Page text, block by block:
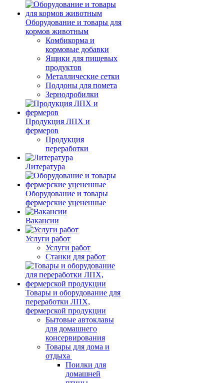
Оборудование и товары для
кормов животным
Комбикорма и
кормовые добавки
Ящики для пищевых
продуктов
Металлические сетки
Поддоны для помета
Зернодробилки
Продукция ЛПХ и
фермеров
Продукция
переработки
Литература
Оборудование и товары
фермерские уцененные
Вакансии
Услуги работ
Услуги работ
Станки для работ
Товары и оборудование для
переработки ЛПХ,
фермерской продукции
Бытовые автоклавы
для домашнего
консервирования
Товары для дома и
отдыха
Поилки для
домашней